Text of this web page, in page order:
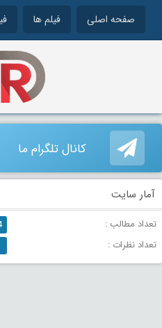
صفحه اصلی فیلم ها
کانال تلگرام ما
آمار سایت
تعداد مطالب :
تعداد نظرات :